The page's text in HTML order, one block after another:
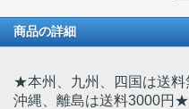
商品の詳細
★本州、九州、四国は送料
沖縄、離島は送料3000円★